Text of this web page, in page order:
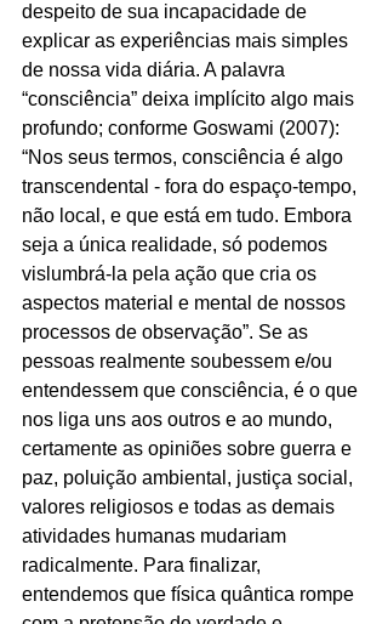
despeito de sua incapacidade de
explicar as experiências mais simples
de nossa vida diária. A palavra
“consciência” deixa implícito algo mais
profundo; conforme Goswami (2007):
“Nos seus termos, consciência é algo
transcendental - fora do espaço-tempo,
não local, e que está em tudo. Embora
seja a única realidade, só podemos
vislumbrá-la pela ação que cria os
aspectos material e mental de nossos
processos de observação”. Se as
pessoas realmente soubessem e/ou
entendessem que consciência, é o que
nos liga uns aos outros e ao mundo,
certamente as opiniões sobre guerra e
paz, poluição ambiental, justiça social,
valores religiosos e todas as demais
atividades humanas mudariam
radicalmente. Para finalizar,
entendemos que física quântica rompe